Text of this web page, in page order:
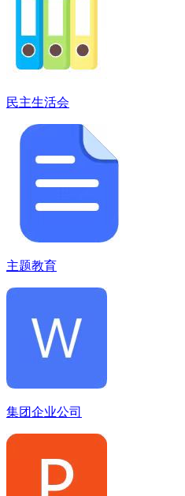
民主生活会
主题教育
集团企业公司